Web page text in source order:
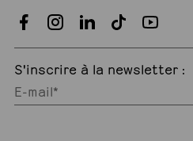
S'inscrire à la newsletter :